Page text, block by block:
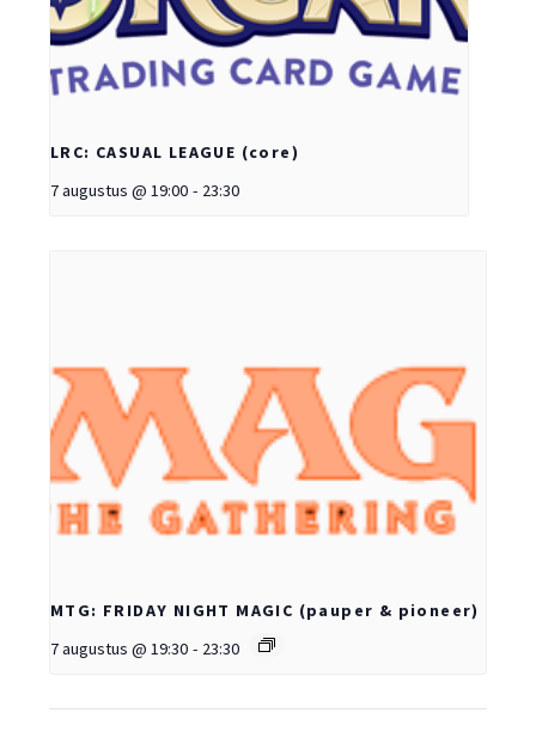
LRC: CASUAL LEAGUE (core)
7 augustus @ 19:00 - 23:30
MTG: FRIDAY NIGHT MAGIC (pauper & pioneer)
7 augustus @ 19:30 - 23:30